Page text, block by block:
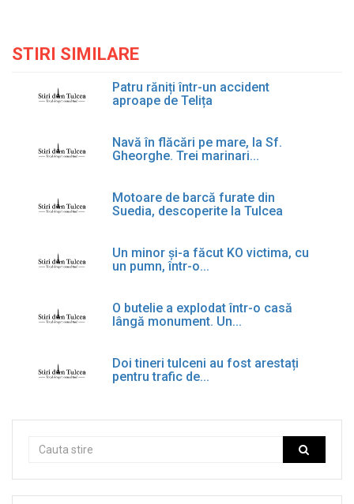
STIRI SIMILARE
Patru răniți într-un accident
aproape de Telița
Navă în flăcări pe mare, la Sf.
Gheorghe. Trei marinari...
Motoare de barcă furate din
Suedia, descoperite la Tulcea
Un minor și-a făcut KO victima, cu
un pumn, într-o...
O butelie a explodat într-o casă
lângă monument. Un...
Doi tineri tulceni au fost arestați
pentru trafic de...